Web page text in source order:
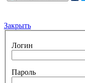
Закрыть
Логин
Пароль